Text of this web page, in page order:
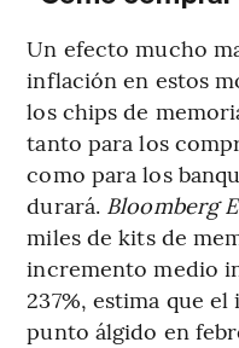
Un efecto mucho
inflación en estos
los chips de
tanto para los
como para los
durará. Bloomberg
miles de kits de
incremento medio
237%, estima que
punto álgido en